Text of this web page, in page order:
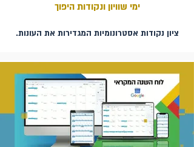
ימי שוויון ונקודות היפוך
ציון נקודות אסטרונומיות המגדירות את העונות.